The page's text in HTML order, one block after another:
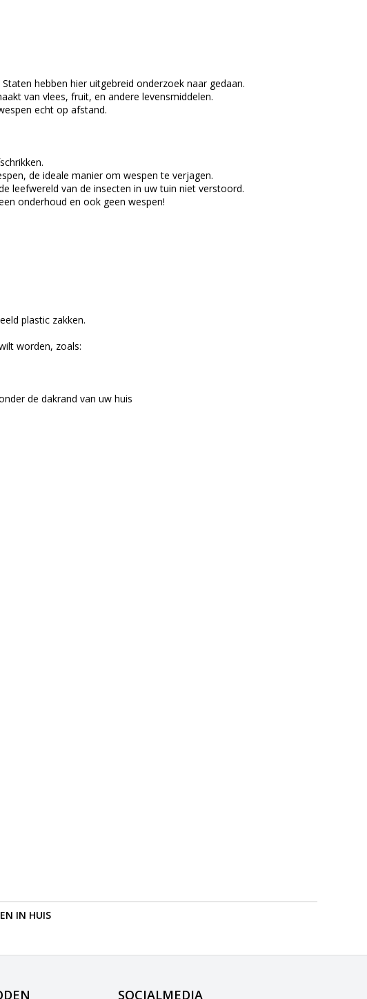
hebben hier uitgebreid onderzoek naar gedaan.
van vlees, fruit, en andere levensmiddelen.
echt op afstand.
de ideale manier om wespen te verjagen.
leefwereld van de insecten in uw tuin niet verstoord.
onderhoud en ook geen wespen!
plastic zakken.
worden, zoals:
de dakrand van uw huis
IN HUIS
SOCIALMEDIA